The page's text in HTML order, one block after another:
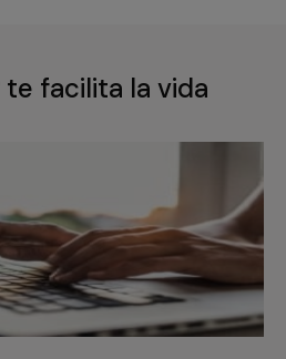
te facilita la vida